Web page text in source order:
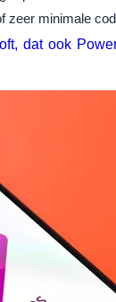
zeer minimale
dat ook